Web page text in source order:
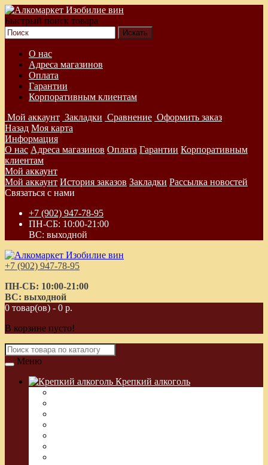
Быстрый поиск товара
О нас
Адреса магазинов
Оплата
Гарантии
Корпоративным клиентам
Мой аккаунт Закладки Сравнение Оформить заказ
Назад Моя карта
Информация
О нас Адреса магазинов Оплата Гарантии Корпоративным
клиентам
Мой аккаунт
Мой аккаунт История заказов Закладки Рассылка новостей
Связаться с нами
+7 (902) 947-78-95
ПН-СБ: 10:00-21:00
ВС: выходной
+7 (902) 947-78-95
ПН-СБ: 10:00-21:00
ВС: выходной
0 товар(ов) - 0 р.
В корзине пусто!
Меню
Крепкий алкоголь